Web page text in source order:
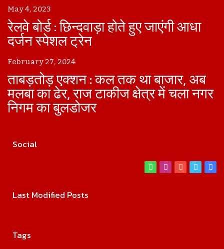
May 4, 2023
रेलवे बोर्ड : छिन्दवाड़ा होते हुए जाएंगी आधा
दर्जन स्पेशल ट्रेन
February 27, 2024
ताबड़तोड़ एक्शन : कल तक था बाजार, अब
मलबा का ढेर, राज टाकीज क्षेत्र में चला नगर
निगम का बुलडोजर
Social
YouTube
Instagram
WhatsApp
Last Modified Posts
Tags